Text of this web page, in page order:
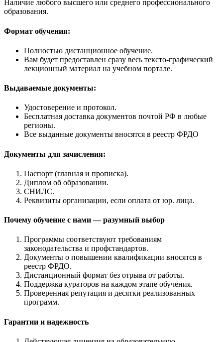
Наличие любого высшего или среднего профессионального
образования.
Формат обучения:
Полностью дистанционное обучение.
Вам будет предоставлен сразу весь тексто-графический
лекционный материал на учебном портале.
Выдаваемые документы:
Удостоверение и протокол.
Бесплатная доставка документов почтой РФ в любые
регионы.
Все выданные документы вносятся в реестр ФРДО
Документы для зачисления:
Паспорт (главная и прописка).
Диплом об образовании.
СНИЛС.
Реквизиты организации, если оплата от юр. лица.
Почему обучение с нами — разумный выбор
Программы соответствуют требованиям
законодательства и профстандартов.
Документы о повышении квалификации вносятся в
реестр ФРДО.
Дистанционный формат без отрыва от работы.
Поддержка кураторов на каждом этапе обучения.
Проверенная репутация и десятки реализованных
программ.
Гарантии и надежность